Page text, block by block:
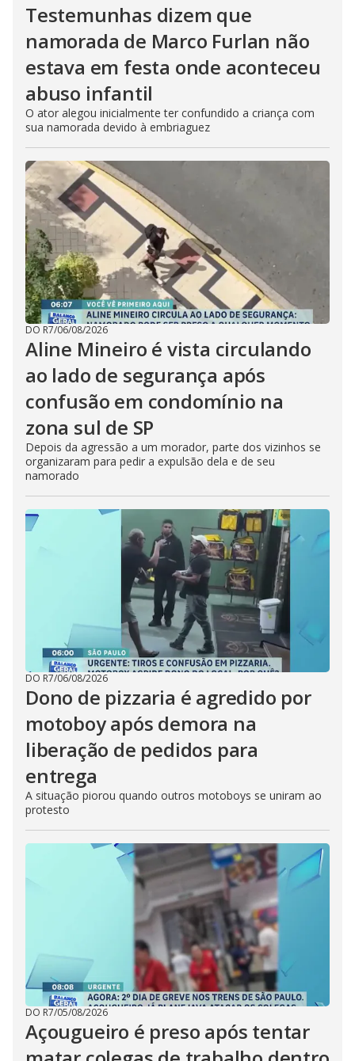
Testemunhas dizem que
namorada de Marco Furlan não
estava em festa onde aconteceu
abuso infantil
O ator alegou inicialmente ter confundido a criança com
sua namorada devido à embriaguez
DO R7/06/08/2026
Aline Mineiro é vista circulando
ao lado de segurança após
confusão em condomínio na
zona sul de SP
Depois da agressão a um morador, parte dos vizinhos se
organizaram para pedir a expulsão dela e de seu
namorado
DO R7/06/08/2026
Dono de pizzaria é agredido por
motoboy após demora na
liberação de pedidos para
entrega
A situação piorou quando outros motoboys se uniram ao
protesto
DO R7/05/08/2026
Açougueiro é preso após tentar